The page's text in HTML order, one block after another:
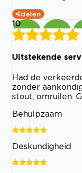
delen
10
Uitstekende
Had de
zonder
stout, omruilen.
Behulpzaam
Deskundigheid